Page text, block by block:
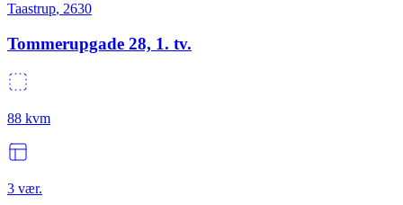
Taastrup, 2630
Tommerupgade 28, 1. tv.
88 kvm
3 vær.